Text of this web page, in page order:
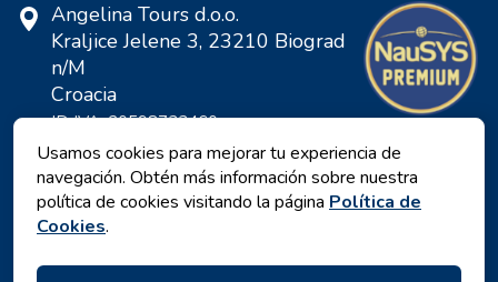
Angelina Tours d.o.o.
Kraljice Jelene 3, 23210 Biograd
n/M
Croacia
ID IVA: 20598733460
ID: HR-AB-23-060130534, MB:
0650676
Usamos cookies para mejorar tu experiencia de
navegación. Obtén más información sobre nuestra
política de cookies visitando la página Política de
Cookies.